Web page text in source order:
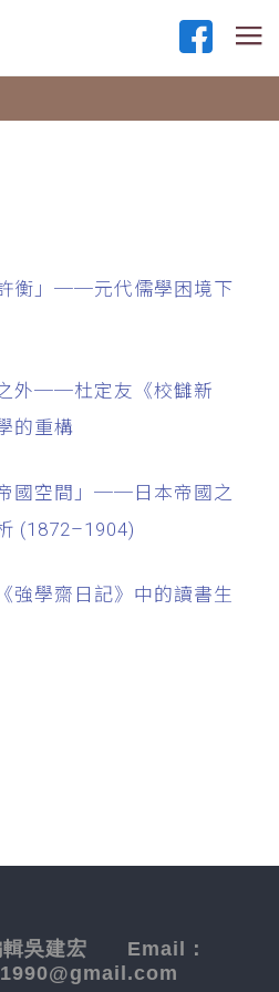
衡」──元代儒學困境下
外──杜定友《校讎新
的重構
國空間」──日本帝國之
(1872–1904)
強學齋日記》中的讀書生
輯吳建宏 Email：